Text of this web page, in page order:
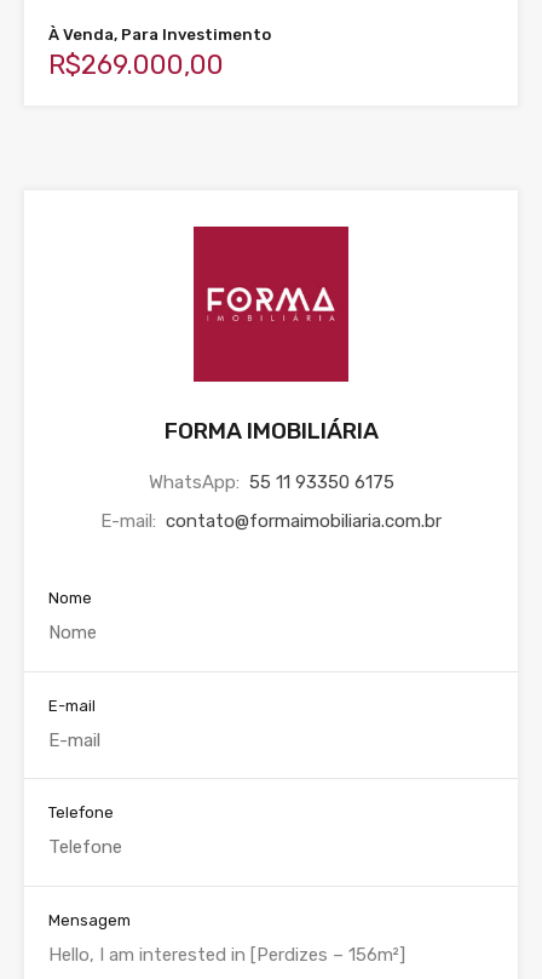
À Venda, Para Investimento
R$269.000,00
FORMA IMOBILIÁRIA
WhatsApp: 55 11 93350 6175
E-mail: contato@formaimobiliaria.com.br
Nome
E-mail
Telefone
Mensagem